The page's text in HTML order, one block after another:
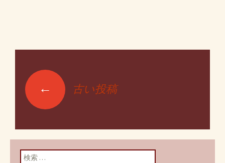
投稿ナビゲーショ
ン
← 古い投稿
検索: